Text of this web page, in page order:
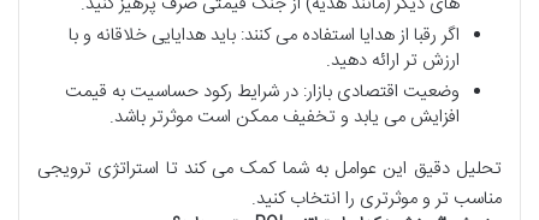
اگر رقبا از هدایا استفاده می کنند: باید هدایایی خلاقانه و با
ارزش تر ارائه دهید.
وضعیت اقتصادی بازار: در شرایط رکود حساسیت به قیمت
افزایش می یابد و تخفیف ممکن است موثرتر باشد.
تحلیل دقیق این عوامل به شما کمک می کند تا استراتژی ترویجی
مناسب تر و موثرتری را انتخاب کنید.